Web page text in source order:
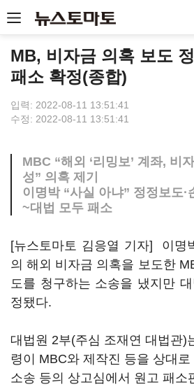
MB, 비자금 의혹 보도
패소 확정(종합)
입력: 2022-08-11 13:51:41
수정: 2022-08-11 13:51:41
MBC “해외 ‘리밍보’ 계좌, 비
성” 의혹 제기
이명박 “사실 아냐” 정정보도
~대법 모두 패소
[뉴스토마토 김응열 기자] 이명
의 해외 비자금 의혹을 보도한
도를 청구하는 소송을 냈지만
정됐다.
대법원 2부(주심 조재연 대법관)
령이 MBC와 제작진 등을 상대
소송 등의 상고심에서 원고 패소